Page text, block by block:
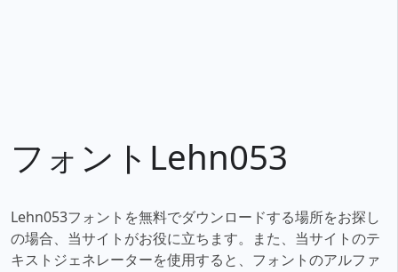
フォントLehn053
Lehn053フォントを無料でダウンロードする場所をお探し
の場合、当サイトがお役に立ちます。また、当サイトのテ
キストジェネレーターを使用すると、フォントのアルファ